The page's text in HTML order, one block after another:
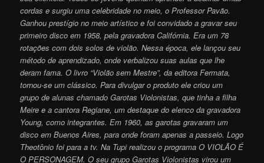
cordas e surgiu uma celebridade no meio, o Professor Pavão.
Ganhou prestígio no meio artístico e foi convidado a gravar seu
primeiro disco em 1958, pela gravadora Califórnia. Era um 78
rotações com dois solos de violão. Nessa época, ele lançou seu
método de aprendizado, onde verbalizou suas aulas que lhe
deram fama. O livro “Violão sem Mestre”, da editora Fermata,
tornou-se um clássico. Para divulgar o produto ele criou um
grupo de alunas chamado Garotas Violonistas, que tinha a filha
Meire e a cantora Regiane, um destaque do elenco da gravadora
Young, como integrantes. Em 1960, as garotas gravaram um
disco em Buenos Aires, para onde foram apenas a passeio. Logo
Theotônio foi para a tv. Na Tupi realizou o programa O VIOLÃO É
O PERSONAGEM. O seu grupo Garotas Violonistas virou um